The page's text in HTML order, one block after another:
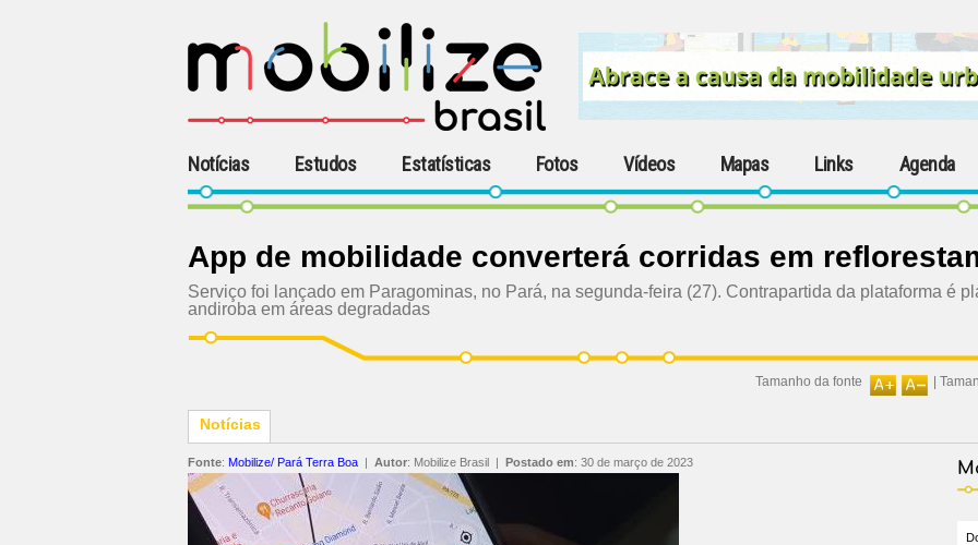
Notícias Estudos Estatísticas Fotos Vídeos Mapas Links Agenda
App de mobilidade converterá corridas em
Serviço foi lançado em Paragominas, no Pará, na segunda-feira (27). Contrapartida da plataforma é
andiroba em áreas degradadas
Tamanho da fonte
Notícias
Fonte: Mobilize/ Pará Terra Boa | Autor: Mobilize Brasil | Postado em: 30 de março de 2023